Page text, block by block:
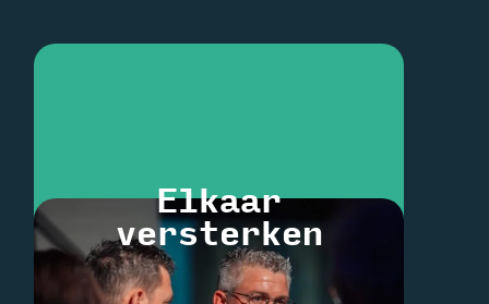
Elkaar
versterken